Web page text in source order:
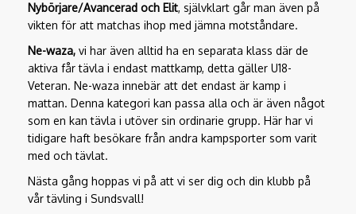
Nybörjare/Avancerad och Elit, självklart går man även på
vikten för att matchas ihop med jämna motståndare.
Ne-waza, vi har även alltid ha en separata klass där de
aktiva får tävla i endast mattkamp, detta gäller U18-
Veteran. Ne-waza innebär att det endast är kamp i
mattan. Denna kategori kan passa alla och är även något
som en kan tävla i utöver sin ordinarie grupp. Här har vi
tidigare haft besökare från andra kampsporter som varit
med och tävlat.
Nästa gång hoppas vi på att vi ser dig och din klubb på
vår tävling i Sundsvall!